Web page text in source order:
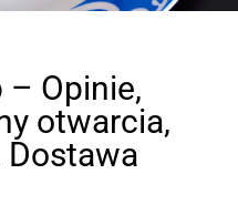
– Opinie,
otwarcia,
Dostawa